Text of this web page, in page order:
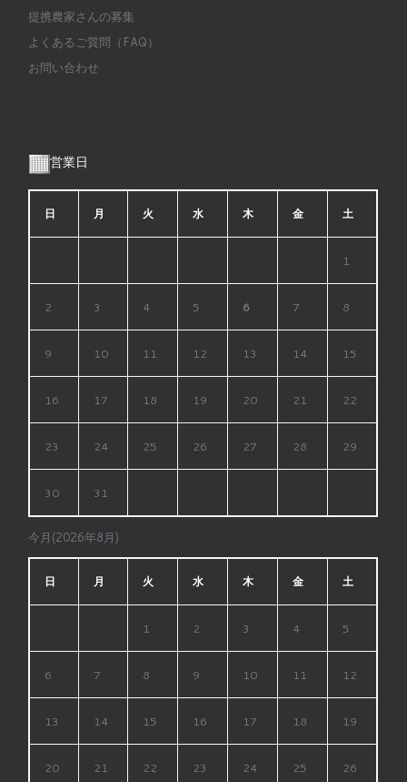
提携農家さんの募集
よくあるご質問（FAQ）
お問い合わせ
営業日
今月(2026年8月)
日 月 火 水 木 金 土
1
2 3 4 5 6 7 8
9 10 11 12 13 14 15
16 17 18 19 20 21 22
23 24 25 26 27 28 29
30 31
日 月 火 水 木 金 土
1 2 3 4 5
6 7 8 9 10 11 12
13 14 15 16 17 18 19
20 21 22 23 24 25 26